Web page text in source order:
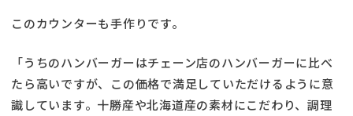
このカウンターも手作りです。
「うちのハンバーガーはチェーン店のハンバーガーに比べ
たら高いですが、この価格で満足していただけるように意
識しています。十勝産や北海道産の素材にこだわり、調理